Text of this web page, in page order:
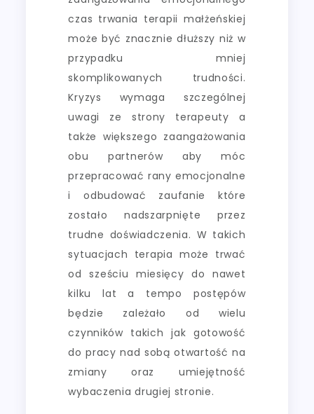
czas trwania terapii małżeńskiej
może być znacznie dłuższy niż w
przypadku mniej
skomplikowanych trudności.
Kryzys wymaga szczególnej
uwagi ze strony terapeuty a
także większego zaangażowania
obu partnerów aby móc
przepracować rany emocjonalne
i odbudować zaufanie które
zostało nadszarpnięte przez
trudne doświadczenia. W takich
sytuacjach terapia może trwać
od sześciu miesięcy do nawet
kilku lat a tempo postępów
będzie zależało od wielu
czynników takich jak gotowość
do pracy nad sobą otwartość na
zmiany oraz umiejętność
wybaczenia drugiej stronie.